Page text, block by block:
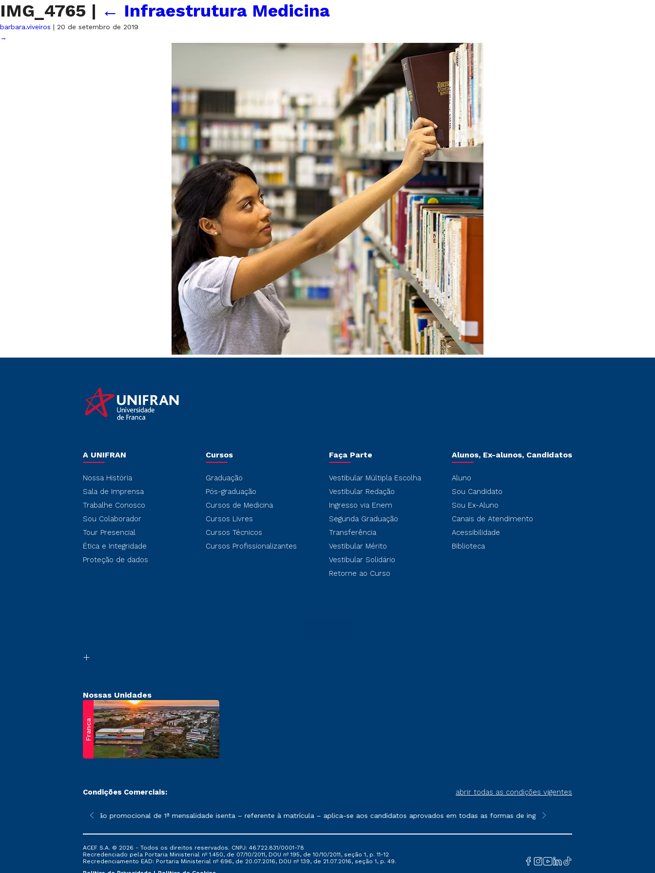
IMG_4765 | ← Infraestrutura Medicina
barbara.viveiros | 20 de setembro de 2019
→
A UNIFRAN
Nossa História
Sala de Imprensa
Trabalhe Conosco
Sou Colaborador
Tour Presencial
Ética e Integridade
Proteção de dados
Cursos
Graduação
Pós-graduação
Cursos de Medicina
Cursos Livres
Cursos Técnicos
Cursos Profissionalizantes
Faça Parte
Vestibular Múltipla Escolha
Vestibular Redação
Ingresso via Enem
Segunda Graduação
Transferência
Vestibular Mérito
Vestibular Solidário
Retorne ao Curso
Alunos, Ex-alunos, Candidatos
Aluno
Sou Candidato
Sou Ex-Aluno
Canais de Atendimento
Acessibilidade
Biblioteca
Nossas Unidades
Franca
Condições Comerciais: abrir todas as condições vigentes
sofrer alterações nos períodos de rematrícula conforme exposto no contrato de prestação de serviços
*A condição promocional de 1ª mensalidade isenta – referente à matrícula – aplica-se aos candidatos aprovados em todas as formas de ingresso, exceto na prova on-line ou
**Semipresencial é um formato do
ACEF S.A. © 2026 - Todos os direitos reservados. CNPJ: 46.722.831/0001-78
Recredenciado pela Portaria Ministerial nº 1.450, de 07/10/2011, DOU nº 195, de 10/10/2011, seção 1, p. 11-12
Recredenciamento EAD: Portaria Ministerial nº 696, de 20.07.2016, DOU nº 139, de 21.07.2016, seção 1, p. 49.